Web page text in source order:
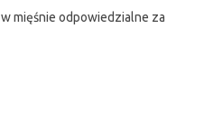
w mięśnie odpowiedzialne za